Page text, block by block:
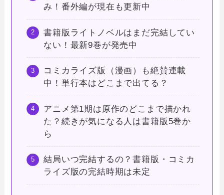
み！番外編が現在も更新中
書籍版ライトノベルはまだ完結してい
ない！最新9巻が発売中
コミカライズ版（漫画）も絶賛連載
中！単行本はどこまで出てる？
アニメ第1期は原作のどこまで描かれ
た？続きが気になる人は書籍版5巻か
ら
結局いつ完結するの？書籍版・コミカ
ライズ版の完結時期は未定